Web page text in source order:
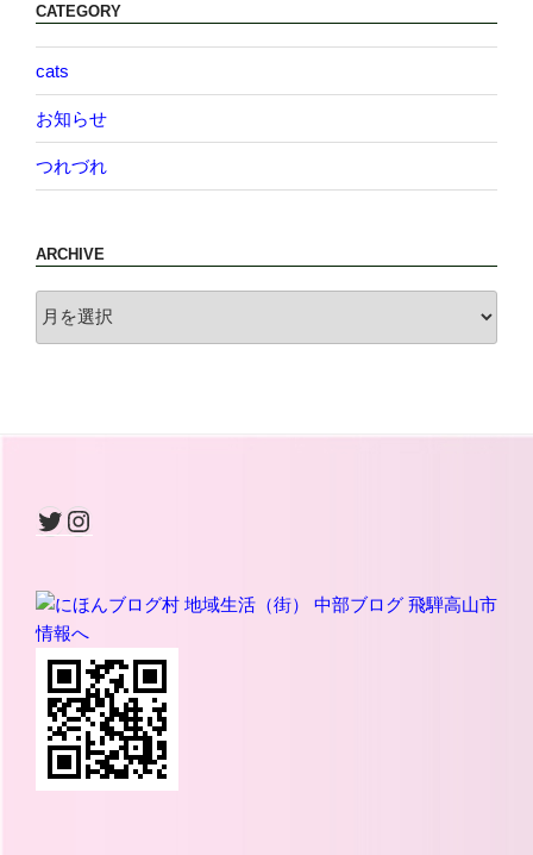
CATEGORY
cats
お知らせ
つれづれ
ARCHIVE
Twitter
Instagram